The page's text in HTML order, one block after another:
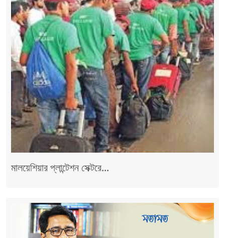
মালয়েশিয়ার প্লান্টেশন সেক্টরে...